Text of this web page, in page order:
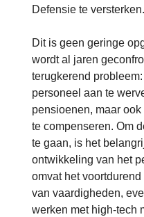
Defensie te versterken.
Dit is geen geringe
wordt al jaren
terugkerend
personeel aan te
pensioenen, maar
te compenseren. Om
te gaan, is het
ontwikkeling van het
omvat het
van vaardigheden,
werken met high-tech